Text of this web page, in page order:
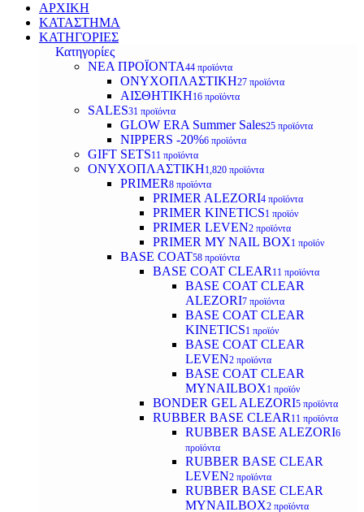
ΑΡΧΙΚΗ
ΚΑΤΑΣΤΗΜΑ
ΚΑΤΗΓΟΡΙΕΣ
Κατηγορίες
ΝΕΑ ΠΡΟΪΟΝΤΑ44 προϊόντα
ΟΝΥΧΟΠΛΑΣΤΙΚΗ27 προϊόντα
ΑΙΣΘΗΤΙΚΗ16 προϊόντα
SALES31 προϊόντα
GLOW ERA Summer Sales25 προϊόντα
NIPPERS -20%6 προϊόντα
GIFT SETS11 προϊόντα
ΟΝΥΧΟΠΛΑΣΤΙΚΗ1,820 προϊόντα
PRIMER8 προϊόντα
PRIMER ALEZORI4 προϊόντα
PRIMER KINETICS1 προϊόν
PRIMER LEVEN2 προϊόντα
PRIMER MY NAIL BOX1 προϊόν
BASE COAT58 προϊόντα
BASE COAT CLEAR 11 προϊόντα
BASE COAT CLEAR
ALEZORI7 προϊόντα
BASE COAT CLEAR
KINETICS1 προϊόν
BASE COAT CLEAR
LEVEN2 προϊόντα
BASE COAT CLEAR
MYNAILBOX1 προϊόν
BONDER GEL ALEZORI5 προϊόντα
RUBBER BASE CLEAR 11 προϊόντα
RUBBER BASE ALEZORI6
προϊόντα
RUBBER BASE CLEAR
LEVEN2 προϊόντα
RUBBER BASE CLEAR
MYNAILBOX2 προϊόντα